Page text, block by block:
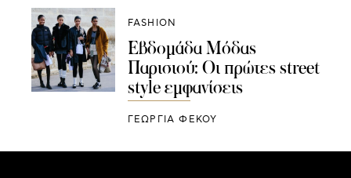
FASHION
Εβδομάδα Μόδας
Παρισιού: Οι πρώτες street
style εμφανίσεις
ΓΕΩΡΓΙΑ ΦΕΚΟΥ